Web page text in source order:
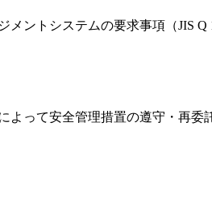
ントシステムの要求事項（JIS
って安全管理措置の遵守・再